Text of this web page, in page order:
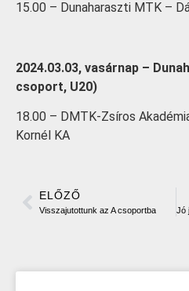
15.00 – Dunaharaszti MTK –
2024.03.03, vasárnap –
csoport, U20)
18.00 – DMTK-Zsíros
Kornél KA
ELŐZŐ
Visszajutottunk az A csoportba